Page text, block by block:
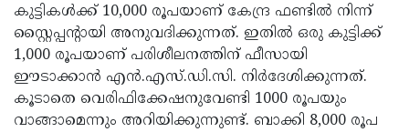
കുട്ടികള്‍ക്ക് 10,000 രൂപയാണ് കേന്ദ്ര ഫണ്ടില്‍ നിന്ന്
സ്റ്റൈപ്പന്റായി അനുവദിക്കുന്നത്. ഇതില്‍ ഒരു കുട്ടിക്ക്
1,000 രൂപയാണ് പരിശീലനത്തിന് ഫീസായി
ഈടാക്കാന്‍ എന്‍.എസ്.ഡി.സി. നിര്‍ദേശിക്കുന്നത്.
കൂടാതെ വെരിഫിക്കേഷനുവേണ്ടി 1000 രൂപയും
വാങ്ങാമെന്നും അറിയിക്കുന്നുണ്ട്. ബാക്കി 8,000 രൂപ